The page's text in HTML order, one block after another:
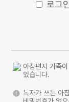
로그
아침편지 가족
있습니다.
독자가 쓰는 아